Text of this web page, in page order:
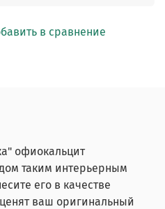
в сравнение
офиокальцит
таким интерьерным
его в качестве
ваш оригинальный